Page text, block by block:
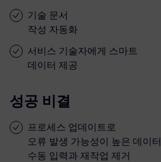
기술 문서
작성 자동화
서비스 기술자에게 스마트
데이터 제공
성공 비결
프로세스 업데이트로
오류 발생 가능성이 높은 데이터
수동 입력과 재작업 제거